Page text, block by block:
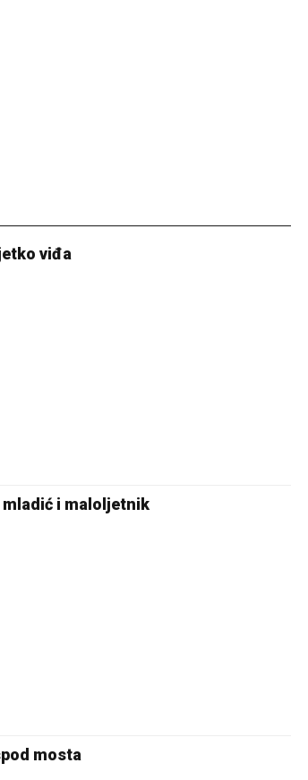
viđa
mladić i maloljetnik
mosta